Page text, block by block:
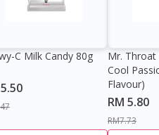
C Milk Candy 80g
Mr.
Cool
Flavour)
RM 5.80
RM7.73